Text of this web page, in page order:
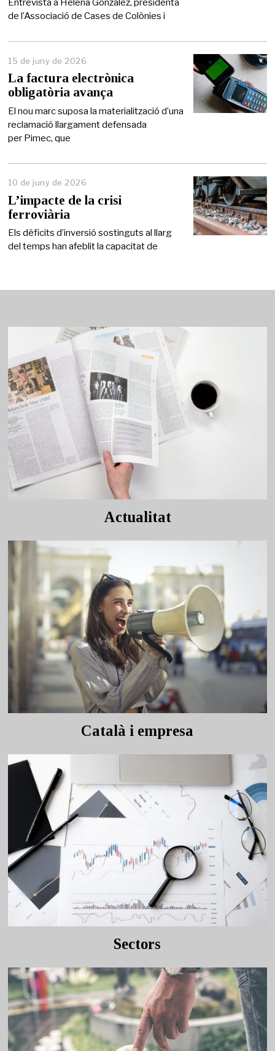
6
Entrevista a Helena González, presidenta
de l’Associació de Cases de Colònies i
15 de juny de 2026
d
e
u
n
2
6
La factura electrònica
obligatòria avança
El nou marc suposa la materialització d’una
reclamació llargament defensada
per Pimec, que
10 de juny de 2026
L’impacte de la crisi
ferroviària
Els dèficits d’inversió sostinguts al llarg
del temps han afeblit la capacitat de
Actualitat
Català i empresa
Sectors